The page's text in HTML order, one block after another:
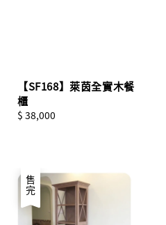
【SF168】萊茵全實木餐
櫃
Regular
$ 38,000
售完